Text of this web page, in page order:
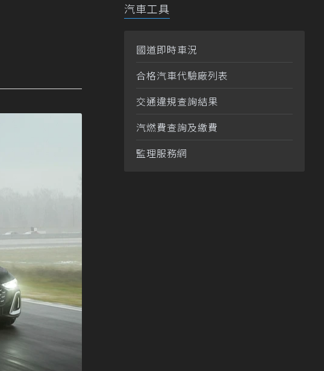
汽車工具
國道即時車況
合格汽車代驗廠列表
交通違規查詢結果
汽燃費查詢及繳費
監理服務網